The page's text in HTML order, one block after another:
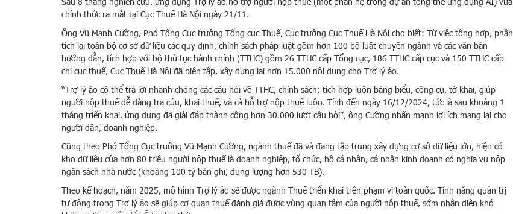
chính thức ra mắt tại Cục Thuế Hà Nội ngày 21/11.
Ông Vũ Mạnh Cường, Phó Tổng Cục trưởng Tổng cục Thuế, Cục trưởng Cục Thuế Hà Nội cho biết: Từ việc tổng hợp, phân
tích lại toàn bộ cơ sở dữ liệu các quy định, chính sách pháp luật gồm hơn 100 bộ luật chuyên ngành và các văn bản
hướng dẫn, tích hợp với bộ thủ tục hành chính (TTHC) gồm 26 TTHC cấp Tổng cục, 186 TTHC cấp cục và 150 TTHC cấp
chi cục thuế, Cục Thuế Hà Nội đã biên tập, xây dựng lại hơn 15.000 nội dung cho Trợ lý ảo.
“Trợ lý ảo có thể trả lời nhanh chóng các câu hỏi về TTHC, chính sách; tích hợp luôn bảng biểu, công cụ, tờ khai, giúp
người nộp thuế dễ dàng tra cứu, khai thuế, và cả hỗ trợ nộp thuế luôn. Tính đến ngày 16/12/2024, tức là sau khoảng 1
tháng triển khai, ứng dụng đã giải đáp thành công hơn 30.000 lượt câu hỏi”, ông Cường nhấn mạnh lợi ích mang lại cho
người dân, doanh nghiệp.
Cũng theo Phó Tổng Cục trưởng Vũ Mạnh Cường, ngành thuế đã và đang tập trung xây dựng cơ sở dữ liệu lớn, hiện có
kho dữ liệu của hơn 80 triệu người nộp thuế là doanh nghiệp, tổ chức, hộ cá nhân, cá nhân kinh doanh có nghĩa vụ nộp
ngân sách nhà nước (khoảng 100 tỷ bản ghi, dung lượng hơn 530 TB).
Theo kế hoạch, năm 2025, mô hình Trợ lý ảo sẽ được ngành Thuế triển khai trên phạm vi toàn quốc. Tính năng quản trị
tự động trong Trợ lý ảo sẽ giúp cơ quan thuế đánh giá được vùng quan tâm của người nộp thuế, sớm nhận diện khó